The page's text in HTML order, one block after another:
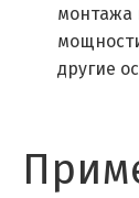
монтажа
другие